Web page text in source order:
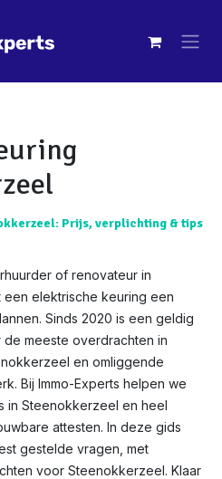
Prijs, verplichting & tips
of renovateur in
elektrische keuring een
Sinds 2020 is een geldig
meeste overdrachten in
en omliggende
Bij Immo-Experts helpen we
in Steenokkerzeel en heel
attesten. In deze gids
gestelde vragen, met
voor Steenokkerzeel. Klaar